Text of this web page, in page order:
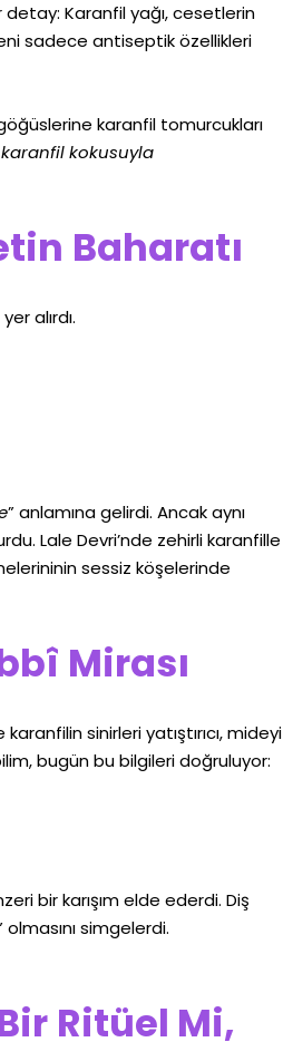
detay: Karanfil yağı, cesetlerin
sadece antiseptik özellikleri
karanfil tomurcukları
kokusuyla
Baharatı
alırdı.
” anlamına gelirdi. Ancak aynı
Lale Devri’nde zehirli karanfille
sessiz köşelerinde
Mirası
karanfilin sinirleri yatıştırıcı, mideyi
bugün bu bilgileri doğruluyor:
bir karışım elde ederdi. Diş
olmasını simgelerdi.
Ritüel Mi,